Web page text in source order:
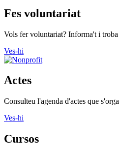
Fes voluntariat
Vols fer voluntariat? Informa't i
Ves-hi
Actes
Consulteu l'agenda d'actes que
Ves-hi
Cursos